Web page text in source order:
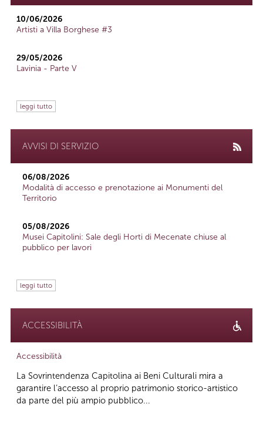
10/06/2026
Artisti a Villa Borghese #3
29/05/2026
Lavinia - Parte V
leggi tutto
AVVISI DI SERVIZIO
06/08/2026
Modalità di accesso e prenotazione ai Monumenti del
Territorio
05/08/2026
Musei Capitolini: Sale degli Horti di Mecenate chiuse al
pubblico per lavori
leggi tutto
ACCESSIBILITÀ
Accessibilità
La Sovrintendenza Capitolina ai Beni Culturali mira a
garantire l’accesso al proprio patrimonio storico-artistico
da parte del più ampio pubblico...